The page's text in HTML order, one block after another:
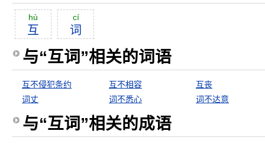
hù
互
cí
词
与“互词”相关的词语
互不侵犯条约 互不相容
互丧
词丈
词不悉心 词不达意
与“互词”相关的成语